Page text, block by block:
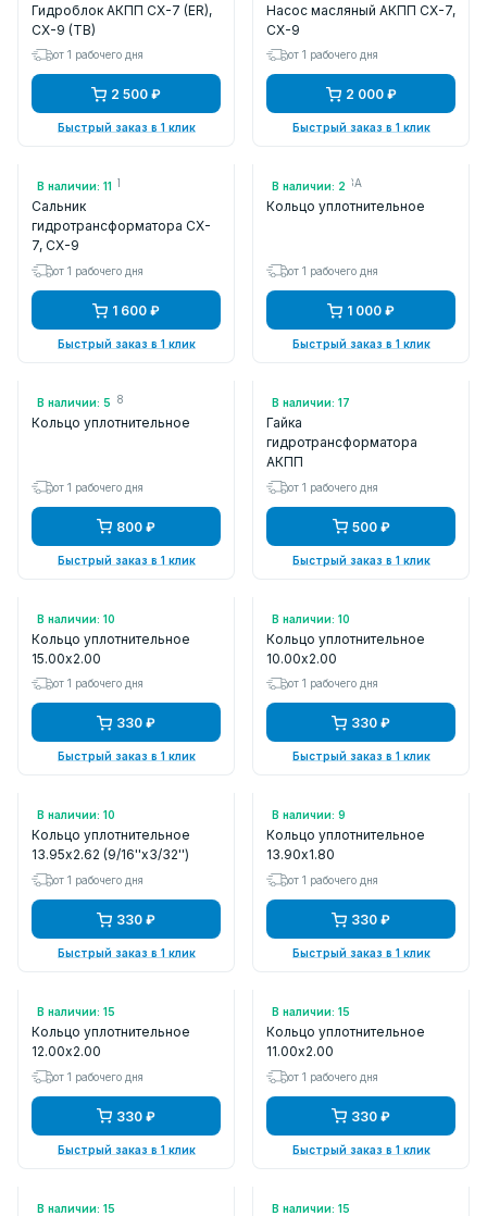
Гидроблок АКПП CX-7 (ER),
CX-9 (TB)
от 1 рабочего дня
2 500 ₽
Быстрый заказ в 1 клик
Насос масляный АКПП CX-7,
CX-9
от 1 рабочего дня
2 000 ₽
Быстрый заказ в 1 клик
В наличии: 11
Арт.: AW0119241
Сальник
гидротрансформатора CX-
7, CX-9
от 1 рабочего дня
1 600 ₽
Быстрый заказ в 1 клик
В наличии: 2
Арт.: C20113283A
Кольцо уплотнительное
от 1 рабочего дня
1 000 ₽
Быстрый заказ в 1 клик
В наличии: 5
Арт.: AW0119038
Кольцо уплотнительное
от 1 рабочего дня
800 ₽
Быстрый заказ в 1 клик
В наличии: 17
Арт.: FU5119065
Гайка
гидротрансформатора
АКПП
от 1 рабочего дня
500 ₽
Быстрый заказ в 1 клик
В наличии: 10
Арт.: 1500200
Кольцо уплотнительное
15.00x2.00
от 1 рабочего дня
330 ₽
Быстрый заказ в 1 клик
В наличии: 10
Арт.: 1000200
Кольцо уплотнительное
10.00x2.00
от 1 рабочего дня
330 ₽
Быстрый заказ в 1 клик
В наличии: 10
Арт.: 1395262
Кольцо уплотнительное
13.95x2.62 (9/16''x3/32'')
от 1 рабочего дня
330 ₽
Быстрый заказ в 1 клик
В наличии: 9
Арт.: 1390180
Кольцо уплотнительное
13.90x1.80
от 1 рабочего дня
330 ₽
Быстрый заказ в 1 клик
В наличии: 15
Арт.: 1200200
Кольцо уплотнительное
12.00x2.00
от 1 рабочего дня
330 ₽
Быстрый заказ в 1 клик
В наличии: 15
Арт.: 1100200
Кольцо уплотнительное
11.00x2.00
от 1 рабочего дня
330 ₽
Быстрый заказ в 1 клик
В наличии: 15
Арт.: 1077262 В наличии: 15
Арт.: 1082178